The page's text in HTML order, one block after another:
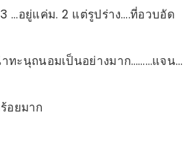
…อยู่แค่ม. 2 แต่รูปร่าง….ที่อวบอัด
ทะนุถนอมเป็นอย่างมาก………แจน…
อยมาก